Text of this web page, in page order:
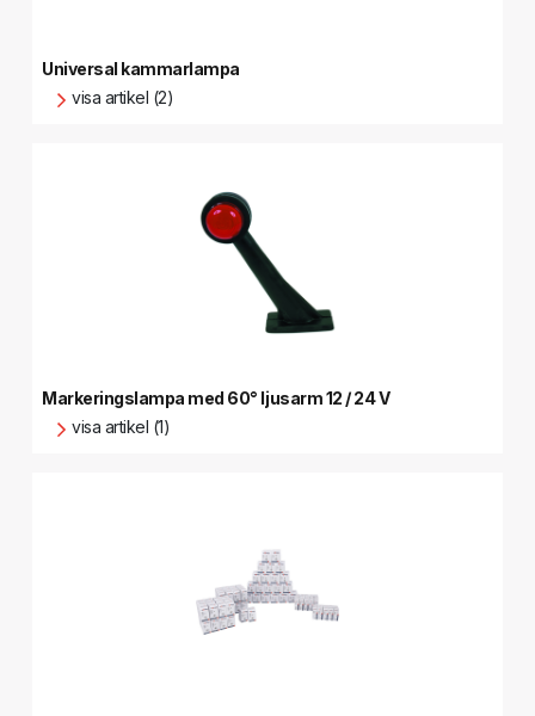
Universal kammarlampa
visa artikel (2)
Markeringslampa med 60° ljusarm 12 / 24 V
visa artikel (1)